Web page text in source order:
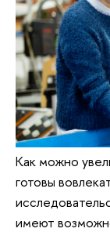
Как можно
готовы
имеют